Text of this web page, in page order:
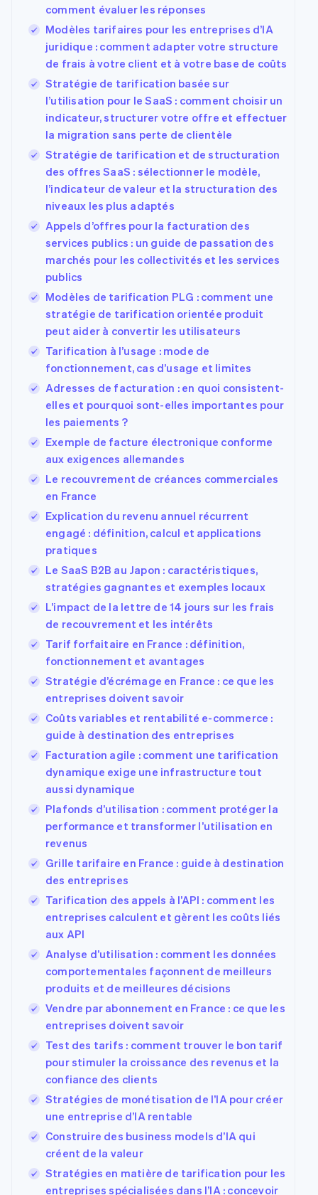
comment évaluer les réponses
Modèles tarifaires pour les entreprises d’IA
juridique : comment adapter votre structure
de frais à votre client et à votre base de coûts
Stratégie de tarification basée sur
l’utilisation pour le SaaS : comment choisir un
indicateur, structurer votre offre et effectuer
la migration sans perte de clientèle
Stratégie de tarification et de structuration
des offres SaaS : sélectionner le modèle,
l’indicateur de valeur et la structuration des
niveaux les plus adaptés
Appels d’offres pour la facturation des
services publics : un guide de passation des
marchés pour les collectivités et les services
publics
Modèles de tarification PLG : comment une
stratégie de tarification orientée produit
peut aider à convertir les utilisateurs
Tarification à l’usage : mode de
fonctionnement, cas d’usage et limites
Adresses de facturation : en quoi consistent-
elles et pourquoi sont-elles importantes pour
les paiements ?
Exemple de facture électronique conforme
aux exigences allemandes
Le recouvrement de créances commerciales
en France
Explication du revenu annuel récurrent
engagé : définition, calcul et applications
pratiques
Le SaaS B2B au Japon : caractéristiques,
stratégies gagnantes et exemples locaux
L’impact de la lettre de 14 jours sur les frais
de recouvrement et les intérêts
Tarif forfaitaire en France : définition,
fonctionnement et avantages
Stratégie d’écrémage en France : ce que les
entreprises doivent savoir
Coûts variables et rentabilité e-commerce :
guide à destination des entreprises
Facturation agile : comment une tarification
dynamique exige une infrastructure tout
aussi dynamique
Plafonds d’utilisation : comment protéger la
performance et transformer l’utilisation en
revenus
Grille tarifaire en France : guide à destination
des entreprises
Tarification des appels à l’API : comment les
entreprises calculent et gèrent les coûts liés
aux API
Analyse d’utilisation : comment les données
comportementales façonnent de meilleurs
produits et de meilleures décisions
Vendre par abonnement en France : ce que les
entreprises doivent savoir
Test des tarifs : comment trouver le bon tarif
pour stimuler la croissance des revenus et la
confiance des clients
Stratégies de monétisation de l’IA pour créer
une entreprise d’IA rentable
Construire des business models d’IA qui
créent de la valeur
Stratégies en matière de tarification pour les
entreprises spécialisées dans l’IA : concevoir